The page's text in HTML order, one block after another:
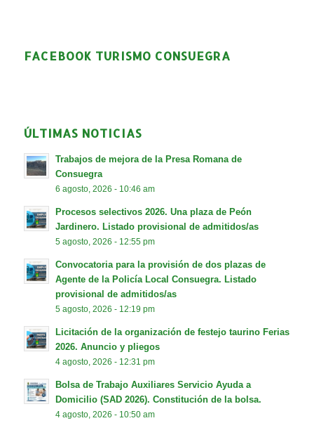
FACEBOOK TURISMO CONSUEGRA
ÚLTIMAS NOTICIAS
Trabajos de mejora de la Presa Romana de
Consuegra
6 agosto, 2026 - 10:46 am
Procesos selectivos 2026. Una plaza de Peón
Jardinero. Listado provisional de admitidos/as
5 agosto, 2026 - 12:55 pm
Convocatoria para la provisión de dos plazas de
Agente de la Policía Local Consuegra. Listado
provisional de admitidos/as
5 agosto, 2026 - 12:19 pm
Licitación de la organización de festejo taurino Ferias
2026. Anuncio y pliegos
4 agosto, 2026 - 12:31 pm
Bolsa de Trabajo Auxiliares Servicio Ayuda a
Domicilio (SAD 2026). Constitución de la bolsa.
4 agosto, 2026 - 10:50 am